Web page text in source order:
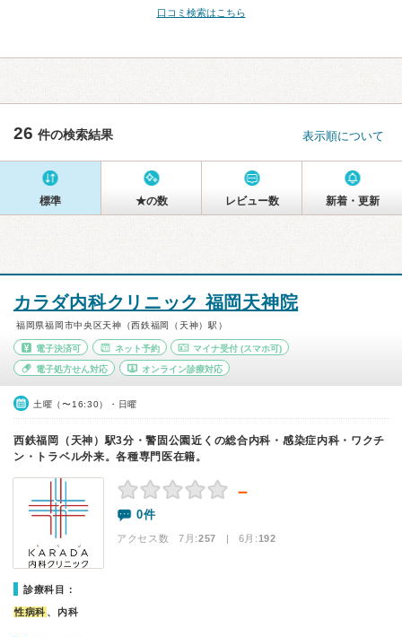
口コミ検索はこちら
26 件の検索結果 表示順について
標準 ★の数 レビュー数 新着・更新
カラダ内科クリニック 福岡天神院
福岡県福岡市中央区天神（西鉄福岡（天神）駅）
電子決済可 ネット予約 マイナ受付 (スマホ可)
電子処方せん対応 オンライン診療対応
土曜（〜16:30）・日曜
西鉄福岡（天神）駅3分・警固公園近くの総合内科・感染症内科・ワクチ
ン・トラベル外来。各種専門医在籍。
－
0件
アクセス数 7月:257 | 6月:192
診療科目：
性病科 、内科